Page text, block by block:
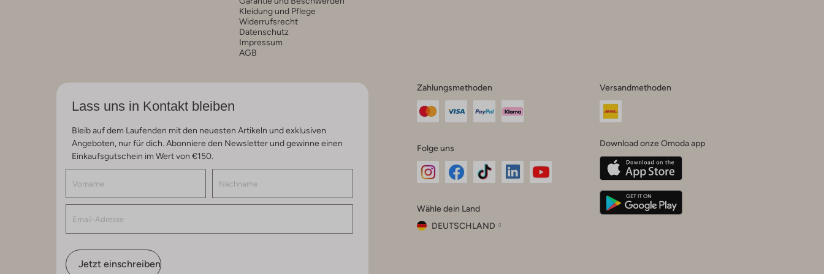
Kleidung und Pflege
Widerrufsrecht
Datenschutz
Impressum
AGB
Lass uns in Kontakt bleiben
Bleib auf dem Laufenden mit den neuesten Artikeln und exklusiven
Angeboten, nur für dich. Abonniere den Newsletter und gewinne einen
Einkaufsgutschein im Wert von €150.
Jetzt einschreiben
Zahlungsmethoden
Folge uns
Instagram
Facebook
TikTok
Wähle dein Land
DEUTSCHLAND
Versandmethoden
Download onze Omoda app